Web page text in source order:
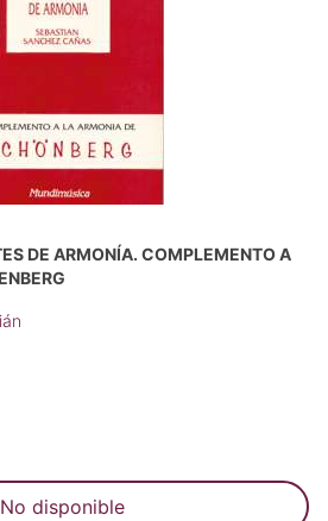
DE ARMONÍA. COMPLEMENTO A
No disponible